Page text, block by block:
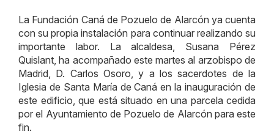
La Fundación Caná de Pozuelo de Alarcón ya cuenta
con su propia instalación para continuar realizando su
importante labor. La alcaldesa, Susana Pérez
Quislant, ha acompañado este martes al arzobispo de
Madrid, D. Carlos Osoro, y a los sacerdotes de la
Iglesia de Santa María de Caná en la inauguración de
este edificio, que está situado en una parcela cedida
por el Ayuntamiento de Pozuelo de Alarcón para este
fin.